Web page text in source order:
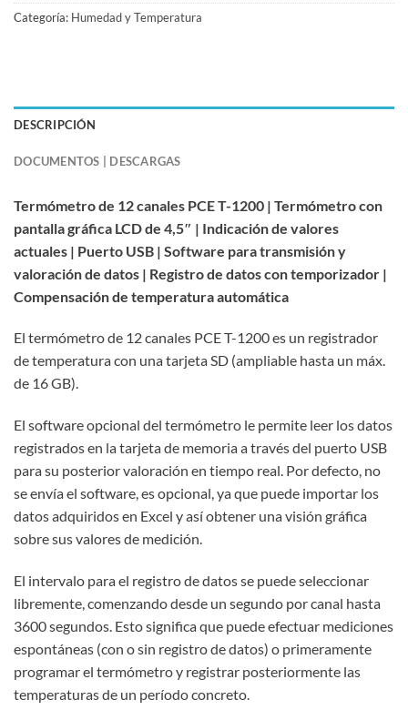
Categoría: Humedad y Temperatura
DESCRIPCIÓN
DOCUMENTOS | DESCARGAS
Termómetro de 12 canales PCE T-1200 | Termómetro con
pantalla gráfica LCD de 4,5″ | Indicación de valores
actuales | Puerto USB | Software para transmisión y
valoración de datos | Registro de datos con temporizador |
Compensación de temperatura automática
El termómetro de 12 canales PCE T-1200 es un registrador
de temperatura con una tarjeta SD (ampliable hasta un máx.
de 16 GB).
El software opcional del termómetro le permite leer los datos
registrados en la tarjeta de memoria a través del puerto USB
para su posterior valoración en tiempo real. Por defecto, no
se envía el software, es opcional, ya que puede importar los
datos adquiridos en Excel y así obtener una visión gráfica
sobre sus valores de medición.
El intervalo para el registro de datos se puede seleccionar
libremente, comenzando desde un segundo por canal hasta
3600 segundos. Esto significa que puede efectuar mediciones
espontáneas (con o sin registro de datos) o primeramente
programar el termómetro y registrar posteriormente las
temperaturas de un período concreto.